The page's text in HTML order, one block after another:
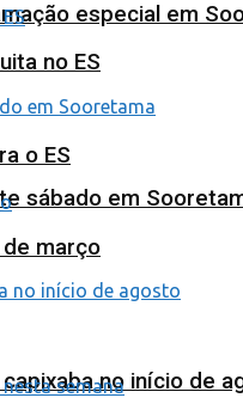
especial em
sábado em
no início de
no ES
o ES
março